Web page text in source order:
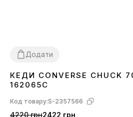
Додати
3839414243 44
КЕДИ CONVERSE CHUCK
162065C
Код товару:S-2357566
4220 грн2422 грн